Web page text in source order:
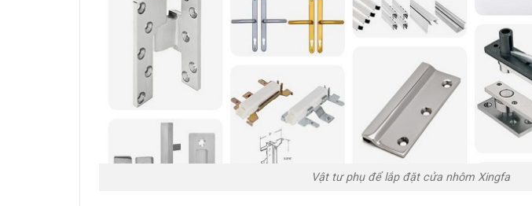
Vật tư phụ để lắp đặt cửa nhôm Xingfa